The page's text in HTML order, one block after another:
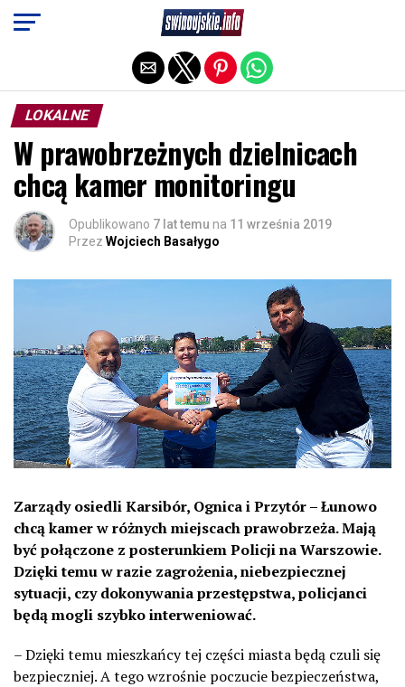
LOKALNE
W prawobrzeżnych dzielnicach
chcą kamer monitoringu
Opublikowano 7 lat temu na 11 września 2019
Przez Wojciech Basałygo
Zarządy osiedli Karsibór, Ognica i Przytór – Łunowo
chcą kamer w różnych miejscach prawobrzeża. Mają
być połączone z posterunkiem Policji na Warszowie.
Dzięki temu w razie zagrożenia, niebezpiecznej
sytuacji, czy dokonywania przestępstwa, policjanci
będą mogli szybko interweniować.
– Dzięki temu mieszkańcy tej części miasta będą czuli się
bezpieczniej. A tego wzrośnie poczucie bezpieczeństwa,
Exit mobile version